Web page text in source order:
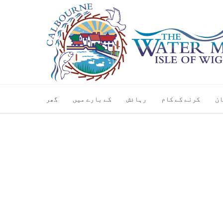
گھر کے بارے میں رہائش کرنے کے کام